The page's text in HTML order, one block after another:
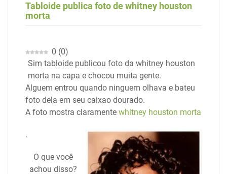
Tabloide publica foto de whitney houston
morta
0 (0)
Sim tabloide publicou foto da whitney houston
morta na capa e chocou muita gente.
Alguem entrou quando ninguem olhava e bateu
foto dela em seu caixao dourado.
A foto mostra claramente whitney houston morta
.
O que você
achou disso?